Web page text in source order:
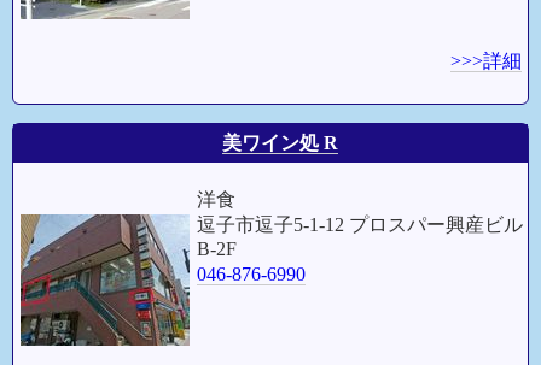
>>>詳細
美ワイン処 R
洋食
逗子市逗子5-1-12 プロスパー興産ビル
B-2F
046-876-6990